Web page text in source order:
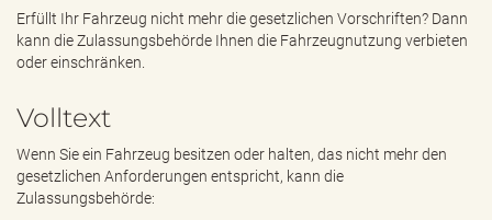
e
n
Erfüllt Ihr Fahrzeug nicht mehr die gesetzlichen Vorschriften? Dann
kann die Zulassungsbehörde Ihnen die Fahrzeugnutzung verbieten
oder einschränken.
Volltext
Wenn Sie ein Fahrzeug besitzen oder halten, das nicht mehr den
gesetzlichen Anforderungen entspricht, kann die
Zulassungsbehörde: